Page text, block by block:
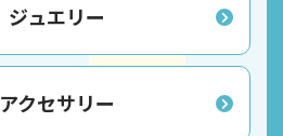
ジュエリー
アクセサリー